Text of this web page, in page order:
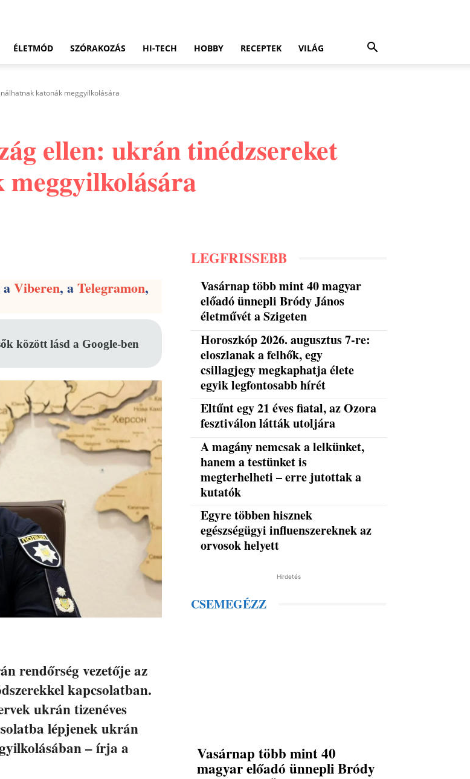
ÉLETMÓD SZÓRAKOZÁS HI-TECH HOBBY RECEPTEK VILÁG
katonák meggyilkolására
ellen: ukrán tinédzsereket
Viberen, aTelegramon,
között lásd a Google-ben
rendőrség vezetője az
kapcsolatban.
ukrán tizenéves
lépjenek ukrán
– írja a
LEGFRISSEBB
Vasárnap több mint 40 magyar
előadó ünnepli Bródy János
életművét a Szigeten
Horoszkóp 2026. augusztus 7-re:
eloszlanak a felhők, egy
csillagjegy megkaphatja élete
egyik legfontosabb hírét
Eltűnt egy 21 éves fiatal, az Ozora
fesztiválon látták utoljára
A magány nemcsak a lelkünket,
hanem a testünket is
megterhelheti – erre jutottak a
kutatók
Egyre többen hisznek
egészségügyi influenszereknek az
orvosok helyett
Hirdetés
CSEMEGÉZZ
Vasárnap több mint 40
magyar előadó ünnepli Bródy